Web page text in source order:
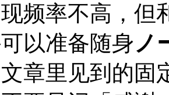
频率不高，但
以准备随身ノ
章里见到的固